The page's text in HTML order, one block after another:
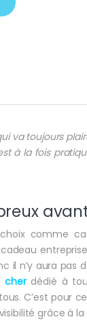
va toujours
à la fois
comme
il n’y aura pas
cherdédié à
C’est pour
grâce à